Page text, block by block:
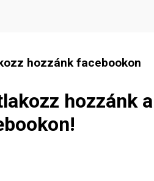
hozzánk facebookon
hozzánk a